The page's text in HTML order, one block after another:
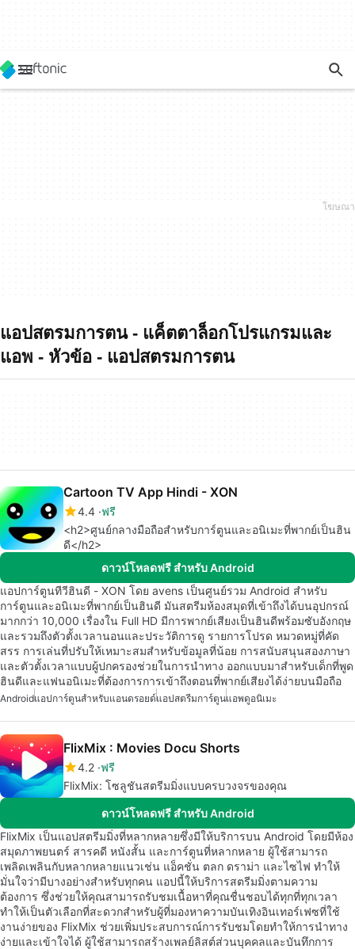
แอปสตรมการตน - แค็ตตาล็อกโปรแกรมและ
แอพ - หัวข้อ - แอปสตรมการตน
Cartoon TV App Hindi - XON
4.4 ฟรี
<h2>ศูนย์กลางมือถือสำหรับการ์ตูนและอนิเมะที่พากย์เป็นฮิน
ดี</h2>
ดาวน์โหลดฟรี สำหรับ Android
แอปการ์ตูนทีวีฮินดี - XON โดย avens เป็นศูนย์รวม Android สำหรับ
การ์ตูนและอนิเมะที่พากย์เป็นฮินดี มันสตรีมห้องสมุดที่เข้าถึงได้บนอุปกรณ์
มากกว่า 10,000 เรื่องใน Full HD มีการพากย์เสียงเป็นฮินดีพร้อมซับอังกฤษ
และรวมถึงตัวตั้งเวลานอนและประวัติการดู รายการโปรด หมวดหมู่ที่คัด
สรร การเล่นที่ปรับให้เหมาะสมสำหรับข้อมูลที่น้อย การสนับสนุนสองภาษา
และตัวตั้งเวลาแบบผู้ปกครองช่วยในการนำทาง ออกแบบมาสำหรับเด็กที่พูด
ฮินดีและแฟนอนิเมะที่ต้องการการเข้าถึงตอนที่พากย์เสียงได้ง่ายบนมือถือ
Androidแอปการ์ตูนสำหรับแอนดรอยด์แอปสตรีมการ์ตูนแอพดูอนิเมะ
FlixMix : Movies Docu Shorts
4.2 ฟรี
FlixMix: โซลูชันสตรีมมิ่งแบบครบวงจรของคุณ
ดาวน์โหลดฟรี สำหรับ Android
FlixMix เป็นแอปสตรีมมิ่งที่หลากหลายซึ่งมีให้บริการบน Android โดยมีห้อง
สมุดภาพยนตร์ สารคดี หนังสั้น และการ์ตูนที่หลากหลาย ผู้ใช้สามารถ
เพลิดเพลินกับหลากหลายแนวเช่น แอ็คชั่น ตลก ดราม่า และไซไฟ ทำให้
มั่นใจว่ามีบางอย่างสำหรับทุกคน แอปนี้ให้บริการสตรีมมิ่งตามความ
ต้องการ ซึ่งช่วยให้คุณสามารถรับชมเนื้อหาที่คุณชื่นชอบได้ทุกที่ทุกเวลา
ทำให้เป็นตัวเลือกที่สะดวกสำหรับผู้ที่มองหาความบันเทิงอินเทอร์เฟซที่ใช้
งานง่ายของ FlixMix ช่วยเพิ่มประสบการณ์การรับชมโดยทำให้การนำทาง
ง่ายและเข้าใจได้ ผู้ใช้สามารถสร้างเพลย์ลิสต์ส่วนบุคคลและบันทึกการ